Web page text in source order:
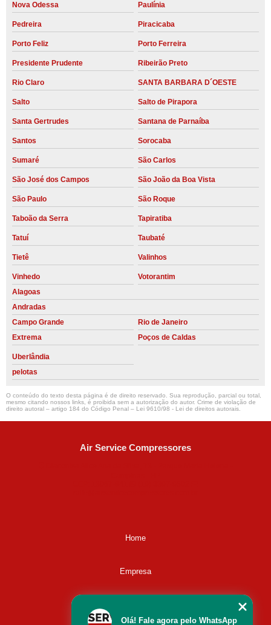
Nova Odessa Paulínia
Pedreira Piracicaba
Porto Feliz Porto Ferreira
Presidente Prudente Ribeirão Preto
Rio Claro SANTA BARBARA D´OESTE
Salto Salto de Pirapora
Santa Gertrudes Santana de Parnaíba
Santos Sorocaba
Sumaré São Carlos
São José dos Campos São João da Boa Vista
São Paulo São Roque
Taboão da Serra Tapiratiba
Tatuí Taubaté
Tietê Valinhos
Vinhedo
Votorantim
Alagoas
Andradas
Campo Grande
Rio de Janeiro
Extrema
Poços de Caldas
Uberlândia
pelotas
O conteúdo do texto desta página é de direito reservado. Sua reprodução, parcial ou total,
mesmo citando nossos links, é proibida sem a autorização do autor. Crime de violação de
direito autoral – artigo 184 do Código Penal – Lei 9610/98 - Lei de direitos autorais.
Air Service Compressores
Home
Empresa
Olá! Fale agora pelo WhatsApp